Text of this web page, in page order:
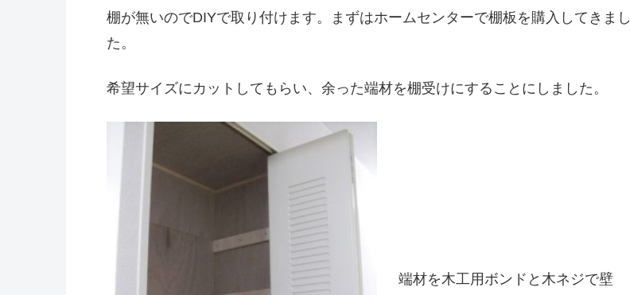
棚が無いのでDIYで取り付けます。まずはホームセンターで棚板を購入してきまし
た。
希望サイズにカットしてもらい、余った端材を棚受けにすることにしました。
端材を木工用ボンドと木ネジで壁